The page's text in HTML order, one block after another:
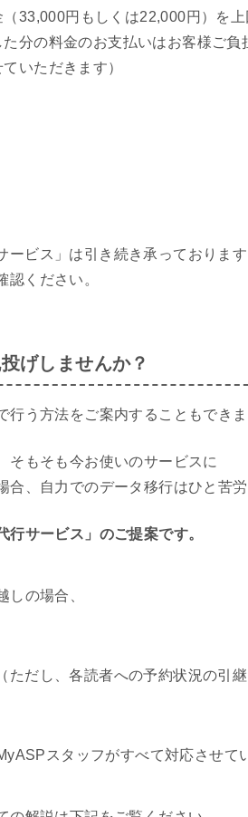
33,000円もしくは22,000円）を
分の料金のお支払いはお客様ご負
いただきます）
ビス」は引き続き承っております
認ください。
げしませんか？
う方法をご案内することもできま
そもそも今お使いのサービスに
合、自力でのデータ移行はひと苦
サービス」のご提案です。
しの場合、
ただし、各読者への予約状況の引継
スタッフがすべて対応させて